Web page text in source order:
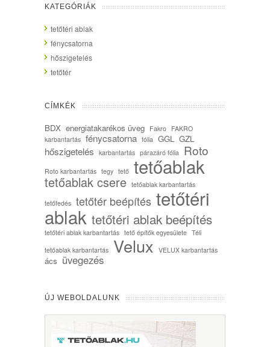
KATEGÓRIÁK
tetőtéri ablak
fénycsatorna
hőszigetelés
tetőtér
CÍMKÉK
BDX energiatakarékos üveg Fakro FAKRO
karbantartás fénycsatorna fólia GGL GZL
hőszigetelés karbantartás párazáró fólia Roto
Roto karbantartás tegy tető tetőablak
tetőablak csere tetőablak karbantartás
tetőfedés tetőtér beépítés tetőtéri
ablak tetőtéri ablak beépítés
tetőtéri ablak karbantartás tető építők egyesülete Téli
tetőablak karbantartás Velux VELUX karbantartás
ács üvegezés
ÚJ WEBOLDALUNK